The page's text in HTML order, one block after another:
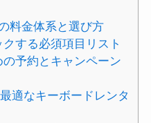
料金体系と選び方
する必須項目リスト
予約とキャンペーン
適なキーボードレンタ